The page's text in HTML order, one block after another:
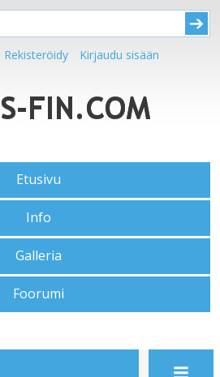
Rekisteröidy Kirjaudu sisään
Etusivu
Info
Galleria
Foorumi